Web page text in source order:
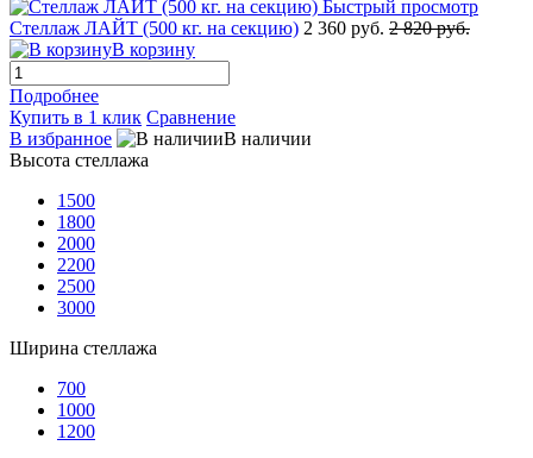
Быстрый просмотр
Стеллаж ЛАЙТ (500 кг. на секцию) 2 360 руб. 2 820 руб.
В корзину
Подробнее
Купить в 1 клик Сравнение
В избранное
В наличии
Высота стеллажа
1500
1800
2000
2200
2500
3000
Ширина стеллажа
700
1000
1200